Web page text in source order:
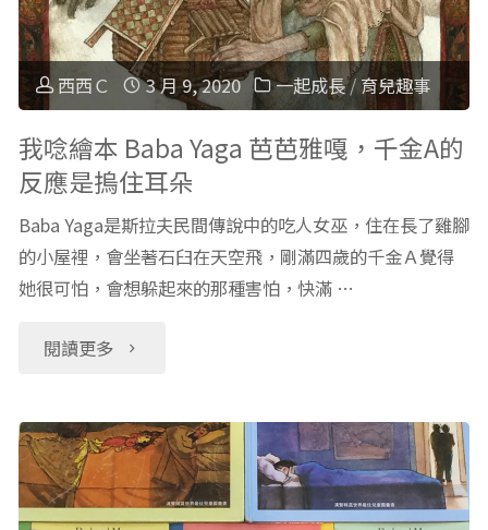
冊
免
使
用"
免
費
免
註
冊
免
入
六
西西Ｃ 3 月 9, 2020 一起成長/ 育兒趣事
我唸繪本 Baba Yaga 芭芭雅嘎，千金A的
反應是摀住耳朵
Baba Yaga是斯拉夫民間傳說中的吃人女巫，住在長了雞腳
的小屋裡，會坐著石臼在天空飛，剛滿四歲的千金Ａ覺得
她很可怕，會想躲起來的那種害怕，快滿 …
閱讀更多
"我
繪
本